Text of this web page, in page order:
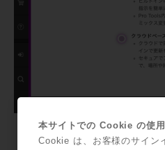
本サイトでの Cookie の使
Cookie は、お客様のサイン